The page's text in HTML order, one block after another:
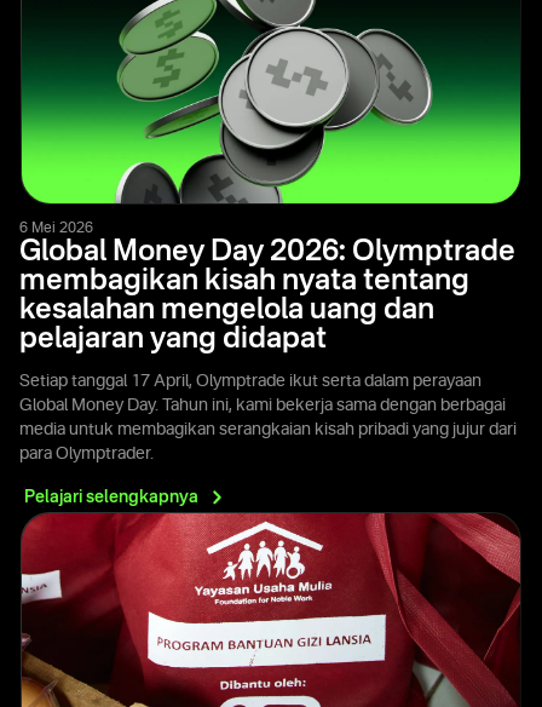
6 Mei 2026
Global Money Day 2026: Olymptrade
membagikan kisah nyata tentang
kesalahan mengelola uang dan
pelajaran yang didapat
Setiap tanggal 17 April, Olymptrade ikut serta dalam perayaan
Global Money Day. Tahun ini, kami bekerja sama dengan berbagai
media untuk membagikan serangkaian kisah pribadi yang jujur dari
para Olymptrader.
Pelajari selengkapnya